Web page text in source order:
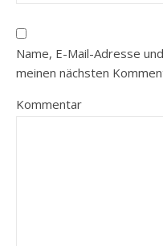
Name, E-Mail-Adresse
meinen nächsten
Kommentar